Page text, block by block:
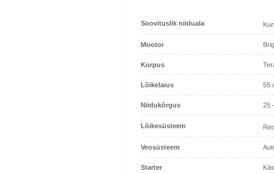
Soovituslik niiduala
Mootor
Korpus
Lõikelaius 55
Niidukõrgus 25
Lõikesüsteem
Veosüsteem
Starter